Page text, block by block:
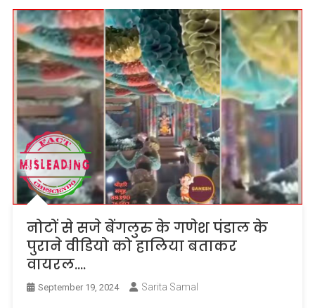
नोटों से सजे बेंगलुरु के गणेश पंडाल के
पुराने वीडियो को हालिया बताकर
वायरल….
September 19, 2024 Sarita Samal